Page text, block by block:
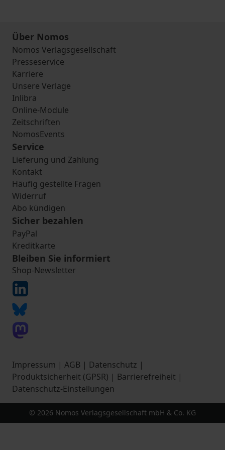
Über Nomos
Nomos Verlagsgesellschaft
Presseservice
Karriere
Unsere Verlage
Inlibra
Online-Module
Zeitschriften
NomosEvents
Service
Lieferung und Zahlung
Kontakt
Häufig gestellte Fragen
Widerruf
Abo kündigen
Sicher bezahlen
PayPal
Kreditkarte
Bleiben Sie informiert
Shop-Newsletter
Impressum | AGB | Datenschutz |
Produktsicherheit (GPSR) | Barrierefreiheit |
Datenschutz-Einstellungen
© 2026 Nomos Verlagsgesellschaft mbH & Co. KG